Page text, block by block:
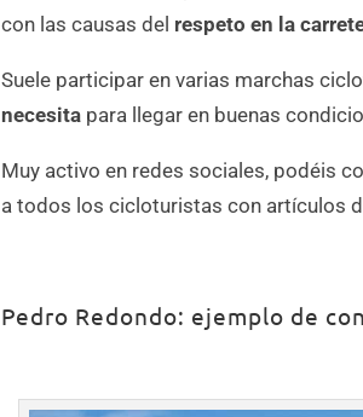
con las causas del respeto en la
Suele participar en varias marchas
necesita para llegar en buenas
Muy activo en redes sociales, podéis
a todos los cicloturistas con artículos
Pedro Redondo: ejemplo de